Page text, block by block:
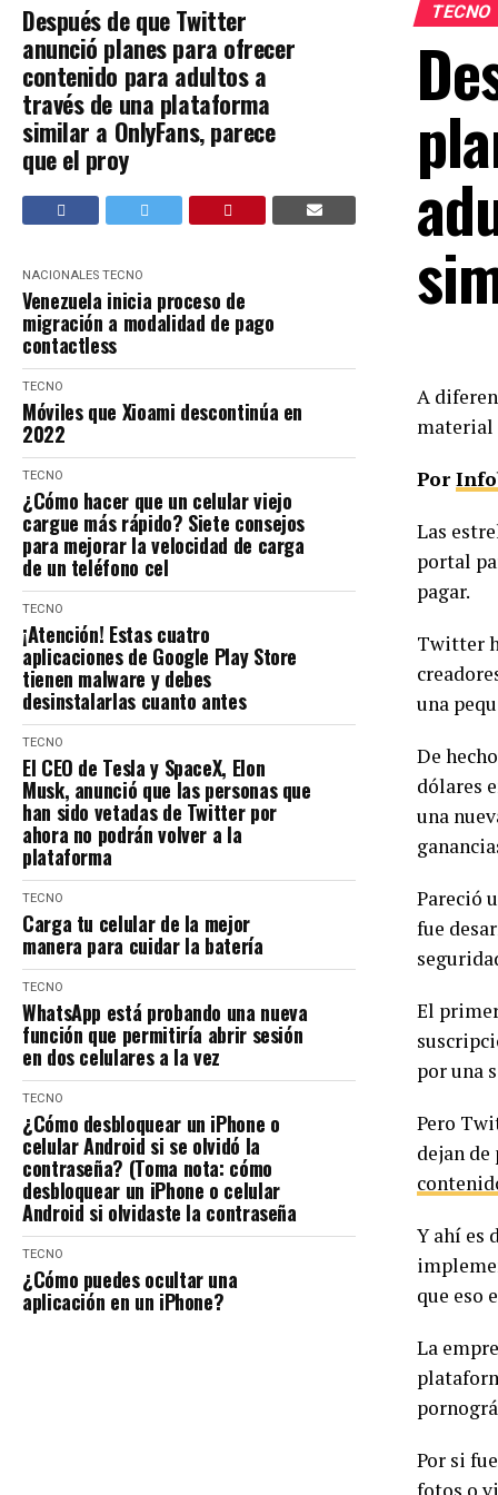
Después de que Twitter
anunció planes para ofrecer
contenido para adultos a
través de una plataforma
similar a OnlyFans, parece
que el proy
NACIONALES TECNO
Venezuela inicia proceso de
migración a modalidad de pago
contactless
TECNO
Móviles que Xioami descontinúa en
2022
TECNO
¿Cómo hacer que un celular viejo
cargue más rápido? Siete consejos
para mejorar la velocidad de carga
de un teléfono cel
TECNO
¡Atención! Estas cuatro
aplicaciones de Google Play Store
tienen malware y debes
desinstalarlas cuanto antes
TECNO
El CEO de Tesla y SpaceX, Elon
Musk, anunció que las personas que
han sido vetadas de Twitter por
ahora no podrán volver a la
plataforma
TECNO
Carga tu celular de la mejor
manera para cuidar la batería
TECNO
WhatsApp está probando una nueva
función que permitiría abrir sesión
en dos celulares a la vez
TECNO
¿Cómo desbloquear un iPhone o
celular Android si se olvidó la
contraseña? (Toma nota: cómo
desbloquear un iPhone o celular
Android si olvidaste la contraseña
TECNO
¿Cómo puedes ocultar una
aplicación en un iPhone?
TECNO
A
material
Por
Las
portal
pagar.
Twitter
una
De
dólares
una
Pareció
fue
El
por una
Pero
dejan
Y ahí es
que eso
La
Por si